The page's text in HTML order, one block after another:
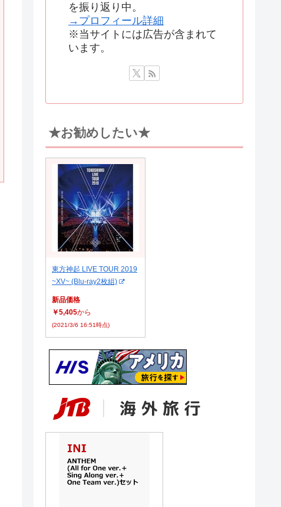
を振り返り中。
→プロフィール詳細
※当サイトには広告が含まれて
います。
★お勧めしたい★
東方神起 LIVE TOUR 2019
~XV~ (Blu-ray2枚組)
新品価格
￥5,405から
(2021/3/6 16:51時点)